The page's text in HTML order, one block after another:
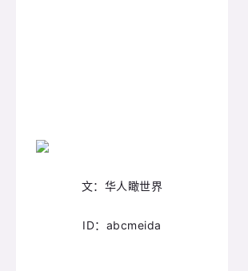
文： 华人瞰世界
ID： abcmeida